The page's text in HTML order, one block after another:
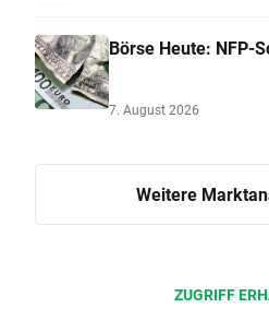
Börse Heute: NFP-
7. August 2026
Weitere
ZUGRIFF